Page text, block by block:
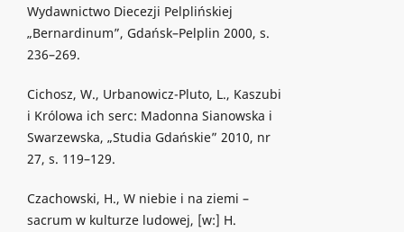
Wydawnictwo Diecezji Pelplińskiej
„Bernardinum”, Gdańsk–Pelplin 2000, s.
236–269.
Cichosz, W., Urbanowicz-Pluto, L., Kaszubi
i Królowa ich serc: Madonna Sianowska i
Swarzewska, „Studia Gdańskie” 2010, nr
27, s. 119–129.
Czachowski, H., W niebie i na ziemi –
sacrum w kulturze ludowej, [w:] H.